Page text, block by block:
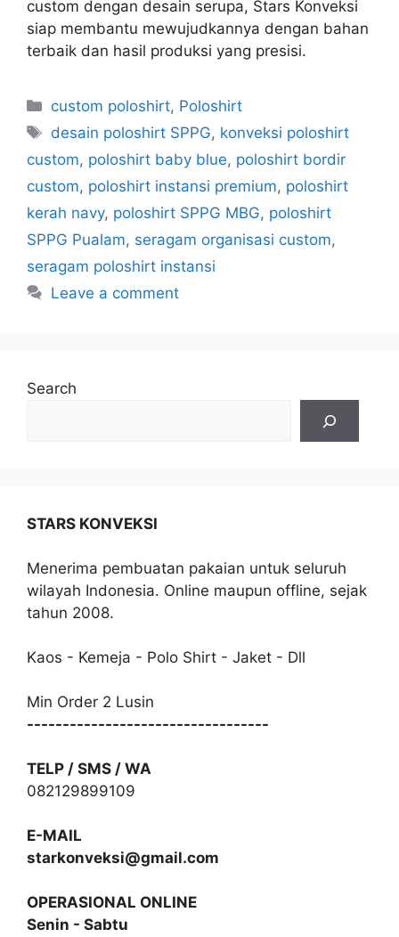
custom dengan desain serupa, Stars Konveksi
siap membantu mewujudkannya dengan bahan
terbaik dan hasil produksi yang presisi.
custom poloshirt, Poloshirt
desain poloshirt SPPG, konveksi poloshirt
custom, poloshirt baby blue, poloshirt bordir
custom, poloshirt instansi premium, poloshirt
kerah navy, poloshirt SPPG MBG, poloshirt
SPPG Pualam, seragam organisasi custom,
seragam poloshirt instansi
Leave a comment
Search
STARS KONVEKSI
Menerima pembuatan pakaian untuk seluruh
wilayah Indonesia. Online maupun offline, sejak
tahun 2008.
Kaos - Kemeja - Polo Shirt - Jaket - Dll
Min Order 2 Lusin
----------------------------------
TELP / SMS / WA
082129899109
E-MAIL
starkonveksi@gmail.com
OPERASIONAL ONLINE
Senin - Sabtu